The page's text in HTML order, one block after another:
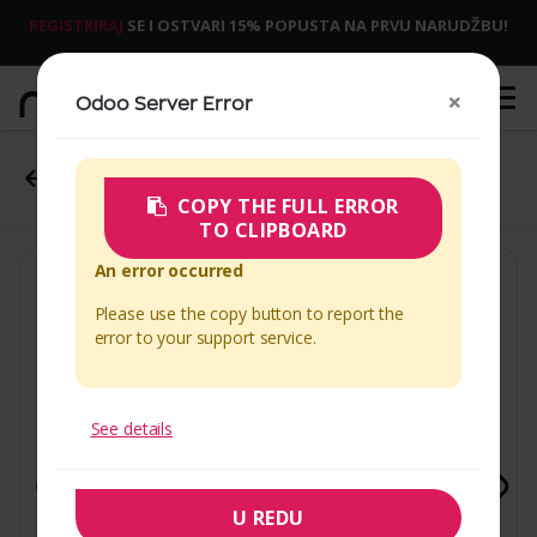
REGISTRIRAJ SE I OSTVARI 15% POPUSTA NA PRVU NARUDŽBU!
POGLEDAJTE SVE
SHOP
KARL LAGERFELD MASKA 3D RUBBER HEAD
Odoo Server Error ×
COPY THE FULL ERROR
TO CLIPBOARD
An error occurred
Please use the copy button to report the
error to your support service.
See details
U REDU